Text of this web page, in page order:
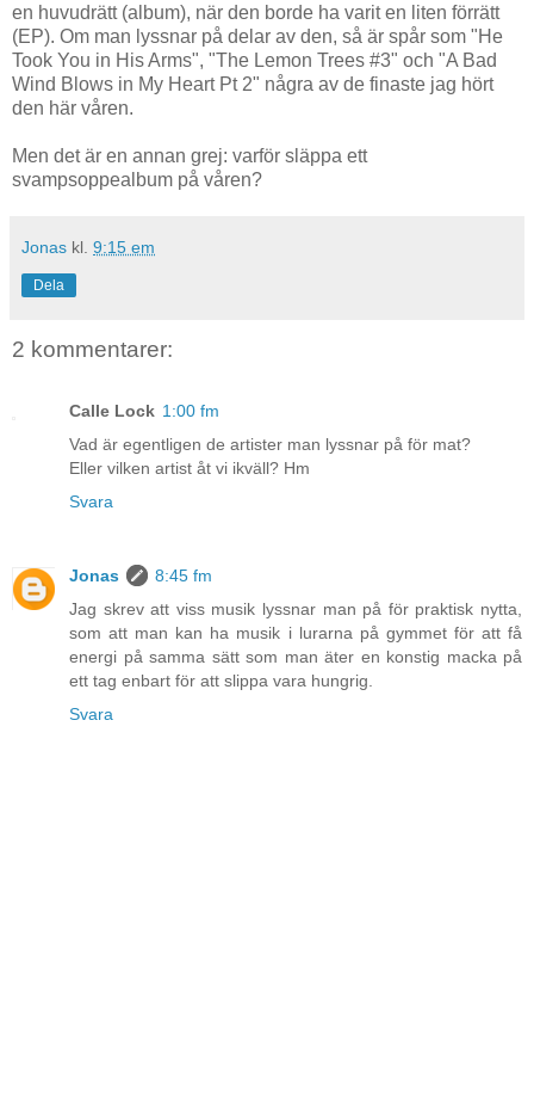
en huvudrätt (album), när den borde ha varit en liten förrätt
(EP). Om man lyssnar på delar av den, så är spår som "He
Took You in His Arms", "The Lemon Trees #3" och "A Bad
Wind Blows in My Heart Pt 2" några av de finaste jag hört
den här våren.
Men det är en annan grej: varför släppa ett
svampsoppealbum på våren?
Jonas kl. 9:15 em
Dela
2 kommentarer:
Calle Lock 1:00 fm
Vad är egentligen de artister man lyssnar på för mat?
Eller vilken artist åt vi ikväll? Hm
Svara
Jonas
8:45 fm
Jag skrev att viss musik lyssnar man på för praktisk nytta,
som att man kan ha musik i lurarna på gymmet för att få
energi på samma sätt som man äter en konstig macka på
ett tag enbart för att slippa vara hungrig.
Svara